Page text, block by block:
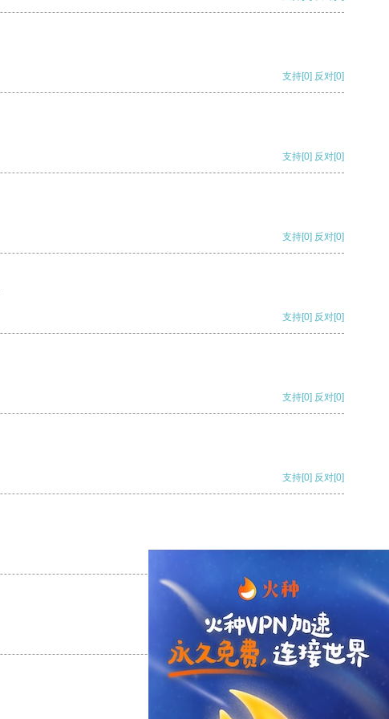
支持[0] 反对[0]
支持[0] 反对[0]
支持[0] 反对[0]
支持[0] 反对[0]
支持[0] 反对[0]
支持[0] 反对[0]
支持 [0] 反对 [0]